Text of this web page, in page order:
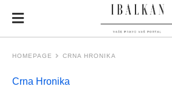
HOMEPAGE CRNA HRONIKA
Crna Hronika